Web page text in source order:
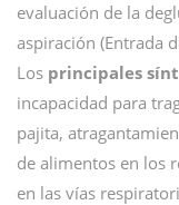
evaluación de la
aspiración (Entrada
Los principales
incapacidad para
pajita,
de alimentos en los
en las vías